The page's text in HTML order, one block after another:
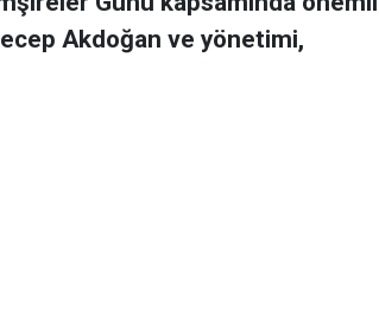
Akdoğan ve yönetimi,